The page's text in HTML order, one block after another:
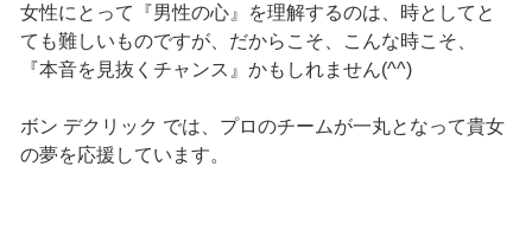
女性にとって『男性の心』を理解するのは、時としてと
ても難しいものですが、だからこそ、こんな時こそ、
『本音を見抜くチャンス』かもしれません(^^)
ボン デクリック では、プロのチームが一丸となって貴女
の夢を応援しています。